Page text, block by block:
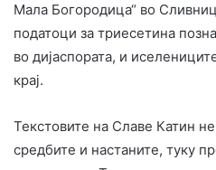
Мала Богородица“ во
податоци за триесетина
во дијаспората, и
крај.
Текстовите на Славе Катин
средбите и настаните, туку